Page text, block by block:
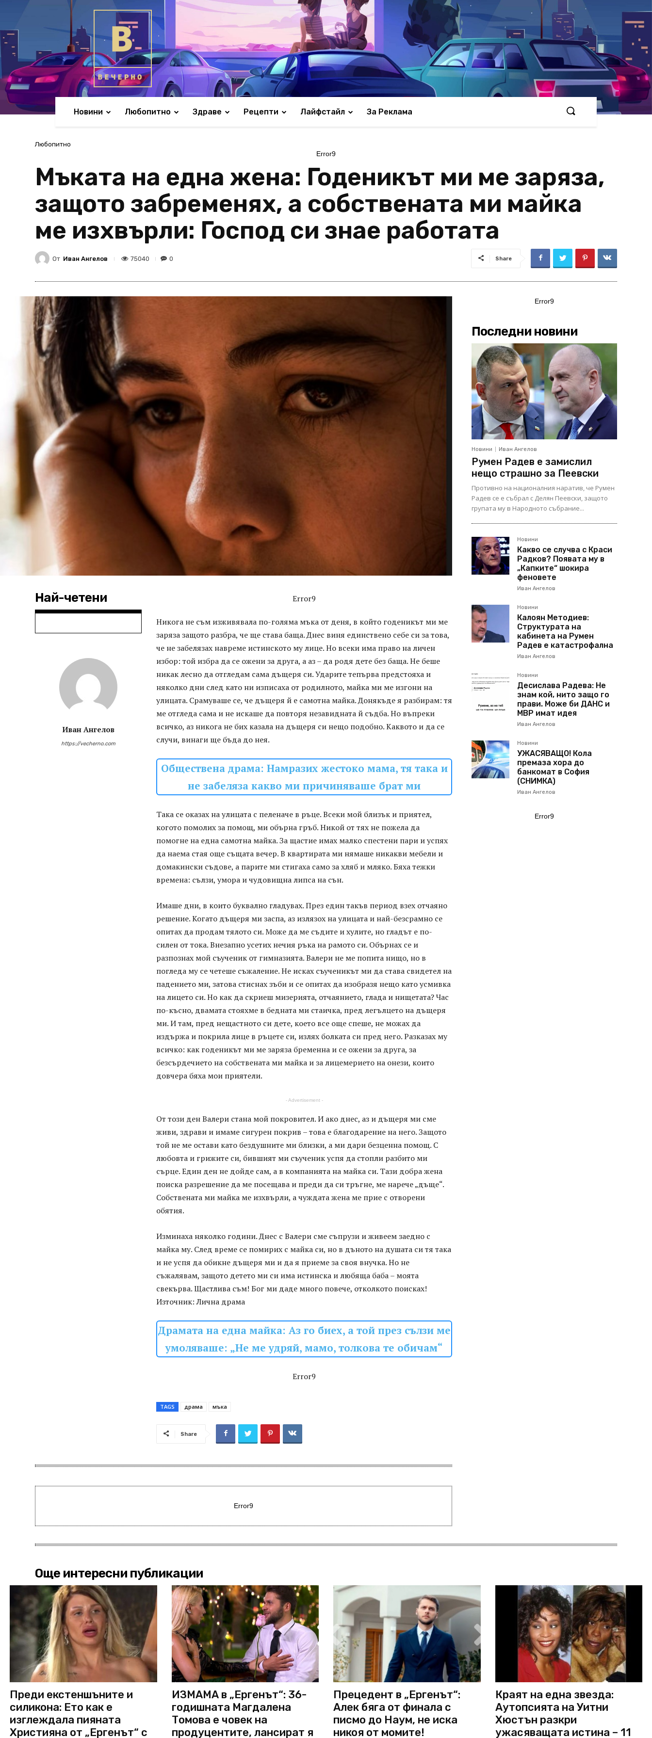
Новини Любопитно Здраве Рецепти Лайфстайл За Реклама
Любопитно
Error9
Мъката на една жена: Годеникът ми ме заряза,
защото забременях, а собствената ми майка
ме изхвърли: Господ си знае работата
От Иван Ангелов 75040 0 Share
Най-четени
Иван Ангелов
https://vecherno.com
Error9
Никога не съм изживявала по-голяма мъка от деня, в който годеникът ми ме
заряза защото разбра, че ще става баща. Днес виня единствено себе си за това,
че не забелязах навреме истинското му лице. Но всеки има право на личен
избор: той избра да се ожени за друга, а аз – да родя дете без баща. Не беше
никак лесно да отгледам сама дъщеря си. Ударите тепърва предстояха и
няколко дни след като ни изписаха от родилното, майка ми ме изгони на
улицата. Срамуваше се, че дъщеря й е самотна майка. Донякъде я разбирам: тя
ме отгледа сама и не искаше да повторя незавидната й съдба. Но въпреки
всичко, аз никога не бих казала на дъщеря си нещо подобно. Каквото и да се
случи, винаги ще бъда до нея.
Обществена драма: Намразих жестоко мама, тя така и
не забеляза какво ми причиняваше брат ми
Така се оказах на улицата с пеленаче в ръце. Всеки мой близък и приятел,
когото помолих за помощ, ми обърна гръб. Никой от тях не пожела да
помогне на една самотна майка. За щастие имах малко спестени пари и успях
да наема стая още същата вечер. В квартирата ми нямаше никакви мебели и
домакински съдове, а парите ми стигаха само за хляб и мляко. Бяха тежки
времена: сълзи, умора и чудовищна липса на сън.
Имаше дни, в които буквално гладувах. През един такъв период взех отчаяно
решение. Когато дъщеря ми заспа, аз излязох на улицата и най-безсрамно се
опитах да продам тялото си. Може да ме съдите и хулите, но гладът е по-
силен от тока. Внезапно усетих нечия ръка на рамото си. Обърнах се и
разпознах мой съученик от гимназията. Валери не ме попита нищо, но в
погледа му се четеше съжаление. Не исках съученикът ми да става свидетел на
падението ми, затова стиснах зъби и се опитах да изобразя нещо като усмивка
на лицето си. Но как да скриеш мизерията, отчаянието, глада и нищетата? Час
по-късно, двамата стояхме в бедната ми стаичка, пред легълцето на дъщеря
ми. И там, пред нещастното си дете, което все още спеше, не можах да
издържа и покрила лице в ръцете си, излях болката си пред него. Разказах му
всичко: как годеникът ми ме заряза бременна и се ожени за друга, за
безсърдечието на собствената ми майка и за лицемерието на онези, които
довчера бяха мои приятели.
- Advertisement -
От този ден Валери стана мой покровител. И ако днес, аз и дъщеря ми сме
живи, здрави и имаме сигурен покрив – това е благодарение на него. Защото
той не ме остави като бездушните ми близки, а ми дари безценна помощ. С
любовта и грижите си, бившият ми съученик успя да стопли разбито ми
сърце. Един ден не дойде сам, а в компанията на майка си. Тази добра жена
поиска разрешение да ме посещава и преди да си тръгне, ме нарече „дъще“.
Собствената ми майка ме изхвърли, а чуждата жена ме прие с отворени
обятия.
Изминаха няколко години. Днес с Валери сме съпрузи и живеем заедно с
майка му. След време се помирих с майка си, но в дъното на душата си тя така
и не успя да обикне дъщеря ми и да я приеме за своя внучка. Но не
съжалявам, защото детето ми си има истинска и любяща баба – моята
свекърва. Щастлива съм! Бог ми даде много повече, отколкото поисках!
Източник: Лична драма
Драмата на една майка: Аз го биех, а той през сълзи ме
умоляваше: „Не ме удряй, мамо, толкова те обичам“
Error9
TAGS драма мъка
Share
Error9
Error9
Последни новини
Новини Иван Ангелов
Румен Радев е замислил
нещо страшно за Пеевски
Противно на националния наратив, че Румен
Радев се е събрал с Делян Пеевски, защото
групата му в Народното събрание...
Новини
Какво се случва с Краси
Радков? Появата му в
„Капките“ шокира
феновете
Иван Ангелов
Новини
Калоян Методиев:
Структурата на
кабинета на Румен
Радев е катастрофална
Иван Ангелов
Новини
Десислава Радева: Не
знам кой, нито защо го
прави. Може би ДАНС и
МВР имат идея
Иван Ангелов
Новини
УЖАСЯВАЩО! Кола
премаза хора до
банкомат в София
(СНИМКА)
Иван Ангелов
Error9
Още интересни публикации
Преди екстеншъните и
силикона: Ето как е
изглеждала пияната
Християна от „Ергенът“ с
ИЗМАМА в „Ергенът“: 36-
годишната Магдалена
Томова е човек на
продуцентите, лансират я
Прецедент в „Ергенът“:
Алек бяга от финала с
писмо до Наум, не иска
никоя от момите!
Краят на една звезда:
Аутопсията на Уитни
Хюстън разкри
ужасяващата истина – 11